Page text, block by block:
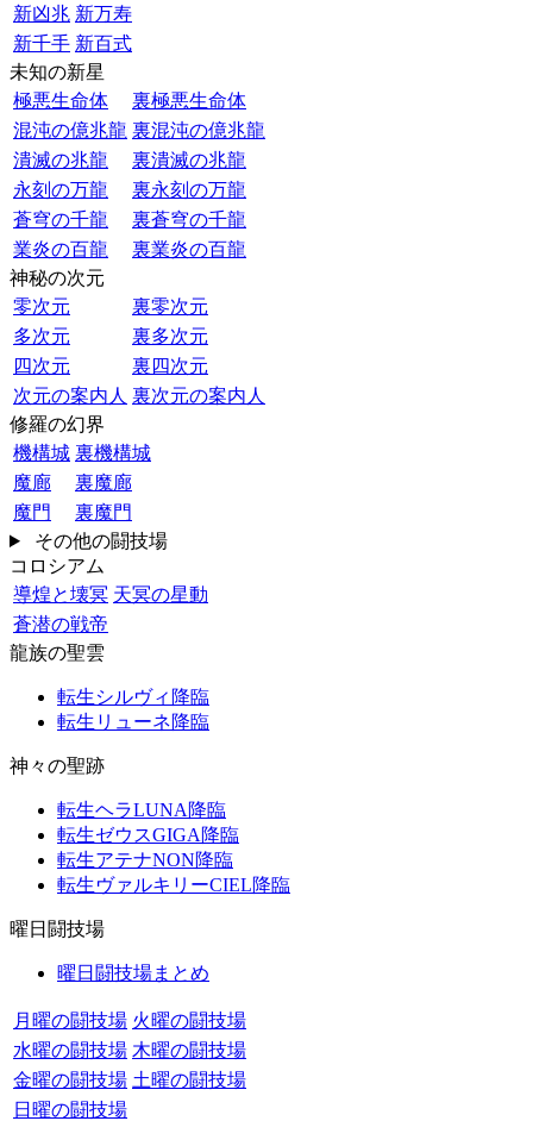
新凶兆 新万寿
新千手 新百式
未知の新星
極悪生命体
裏極悪生命体
混沌の億兆龍 裏混沌の億兆龍
潰滅の兆龍
裏潰滅の兆龍
永刻の万龍
裏永刻の万龍
蒼穹の千龍
裏蒼穹の千龍
業炎の百龍
裏業炎の百龍
神秘の次元
零次元
裏零次元
多次元
裏多次元
四次元
裏四次元
次元の案内人 裏次元の案内人
修羅の幻界
機構城 裏機構城
魔廊
裏魔廊
魔門
裏魔門
その他の闘技場
コロシアム
導煌と壊冥 天冥の星動
蒼潜の戦帝
龍族の聖雲
転生シルヴィ降臨
転生リューネ降臨
神々の聖跡
転生ヘラLUNA降臨
転生ゼウスGIGA降臨
転生アテナNON降臨
転生ヴァルキリーCIEL降臨
曜日闘技場
曜日闘技場まとめ
月曜の闘技場 火曜の闘技場
水曜の闘技場 木曜の闘技場
金曜の闘技場 土曜の闘技場
日曜の闘技場